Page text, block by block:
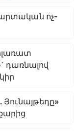
ոչ-
դառնալով